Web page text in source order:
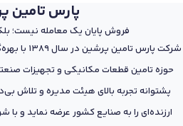
پارس تامین
فروش پایان یک معامله نیست؛
شرکت پارس
حوزه تامین قطعات مکانیکی و تجهیزات
پشتوانه تجربه بالای هیئت مدیره و تلاش
ارزنده‌ای را به صنایع کشور عرضه نماید و